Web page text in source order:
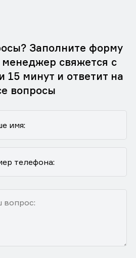
Заполните форму
свяжется с
15 минут и ответит на
вопросы